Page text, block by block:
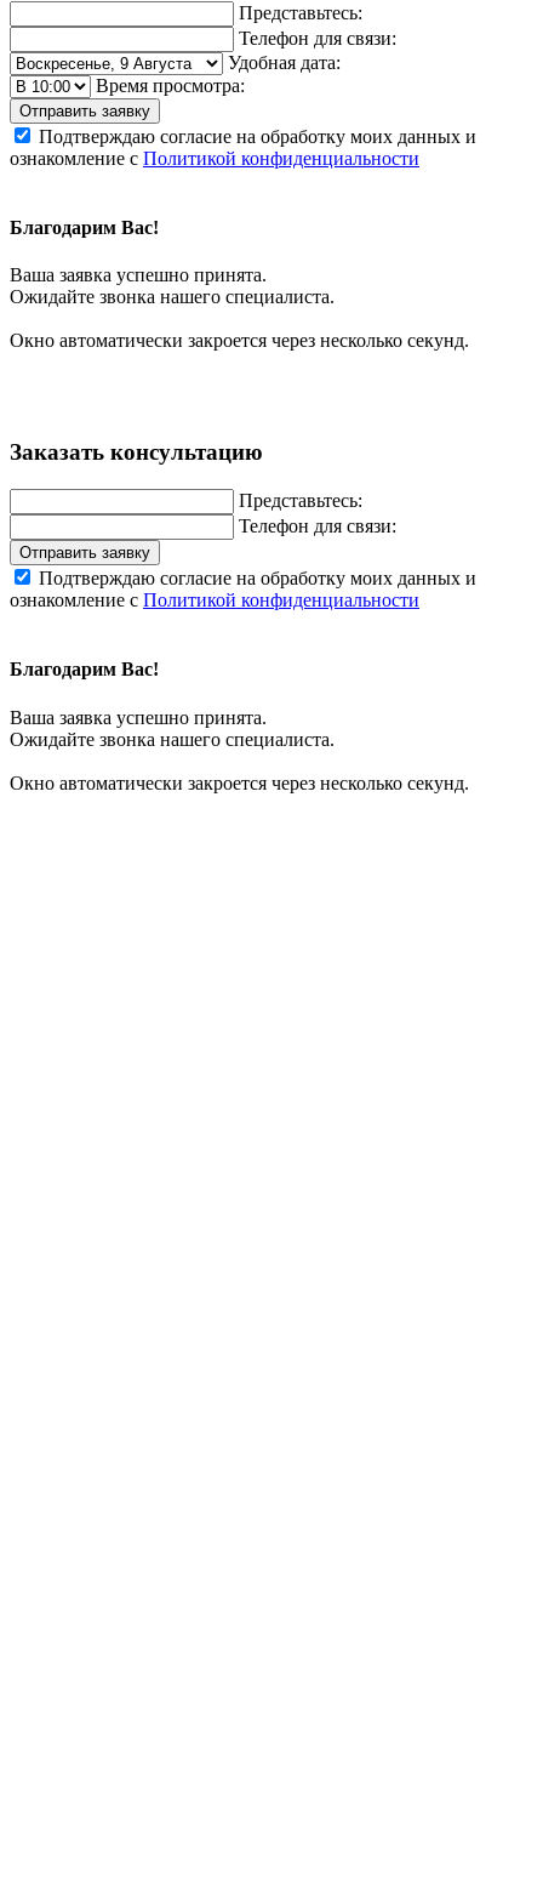
Представьтесь:
Телефон для связи:
Удобная дата:
Время просмотра:
Отправить заявку
Подтверждаю согласие на обработку моих данных и
ознакомление с Политикой конфиденциальности
Благодарим Вас!
Ваша заявка успешно принята.
Ожидайте звонка нашего специалиста.
Окно автоматически закроется через несколько секунд.
Заказать консультацию
Представьтесь:
Телефон для связи:
Отправить заявку
Подтверждаю согласие на обработку моих данных и
ознакомление с Политикой конфиденциальности
Благодарим Вас!
Ваша заявка успешно принята.
Ожидайте звонка нашего специалиста.
Окно автоматически закроется через несколько секунд.